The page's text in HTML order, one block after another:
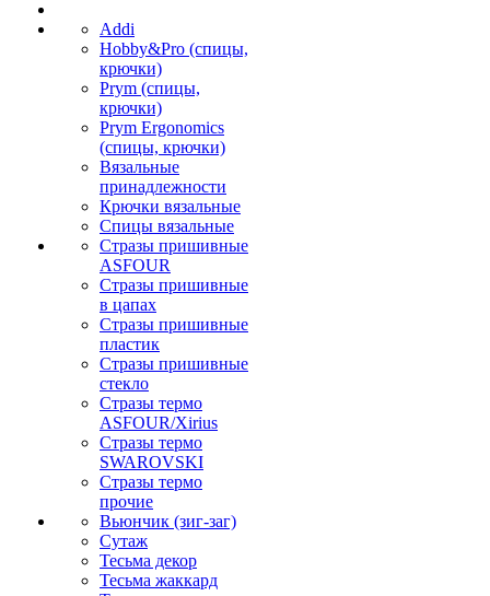
Addi
Hobby&Pro (спицы,
крючки)
Prym (спицы,
крючки)
Prym Ergonomics
(спицы, крючки)
Вязальные
принадлежности
Крючки вязальные
Спицы вязальные
Стразы пришивные
ASFOUR
Стразы пришивные
в цапах
Стразы пришивные
пластик
Стразы пришивные
стекло
Стразы термо
ASFOUR/Xirius
Стразы термо
SWAROVSKI
Стразы термо
прочие
Вьюнчик (зиг-заг)
Сутаж
Тесьма декор
Тесьма жаккард